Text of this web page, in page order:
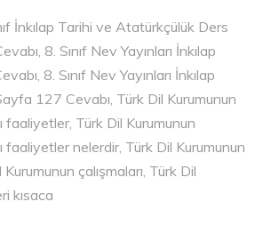
İnkılap Tarihi ve Atatürkçülük Ders
8. Sınıf Nev Yayınları İnkılap
8. Sınıf Nev Yayınları İnkılap
127 Cevabı, Türk Dil Kurumunun
faaliyetler, Türk Dil Kurumunun
faaliyetler nelerdir, Türk Dil Kurumunun
çalışmaları, Türk Dil
kısaca